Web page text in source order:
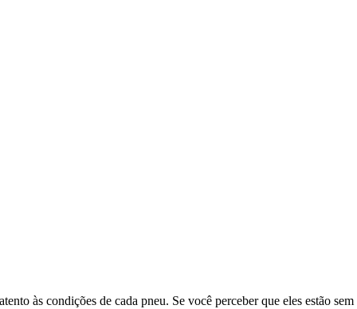
às condições de cada pneu. Se você perceber que eles estão sem